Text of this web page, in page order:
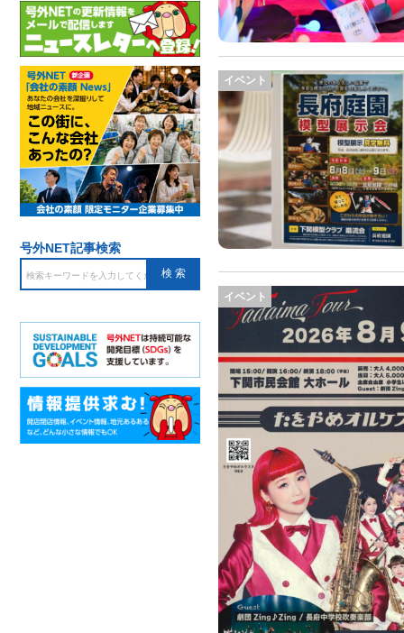
イベント
イベント
号外NET記事検索